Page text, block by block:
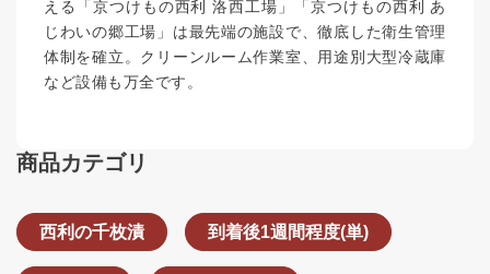
える「京つけもの西利 洛西工場」「京つけもの西利 あ
じわいの郷工場」は最先端の施設で、徹底した衛生管理
体制を確立。クリーンルーム作業室、用途別大型冷蔵庫
など設備も万全です。
商品カテゴリ
西利の千枚漬 到着後1週間程度(単)